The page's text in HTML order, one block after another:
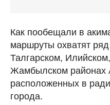
Как пообещали в
маршруты охватят
Талгарском,
Жамбылском районах
расположенных в
города.